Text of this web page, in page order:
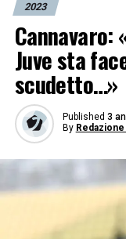
2023
Juve sta
scudetto…»
Published 3
By